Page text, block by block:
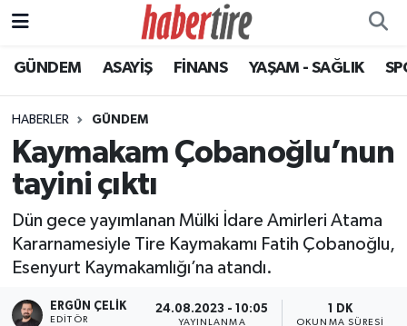
GÜNDEM ASAYİŞ FİNANS YAŞAM - SAĞLIK
HABERLER GÜNDEM
Kaymakam Çobanoğlu’nun
tayini çıktı
Dün gece yayımlanan Mülki İdare Amirleri Atama
Kararnamesiyle Tire Kaymakamı Fatih Çobanoğlu,
Esenyurt Kaymakamlığı’na atandı.
ERGÜN ÇELIK
EDITÖR
24.08.2023 - 10:05
YAYINLANMA
1 DK
OKUNMA SÜRESI
Tire Nöbetçi Eczaneler
Tire Hava Durumu
Tire Trafik Yoğunluk Haritası
Süper Lig Puan Durumu ve Fikstür
Tüm Manşetler
Son Dakika Haberleri